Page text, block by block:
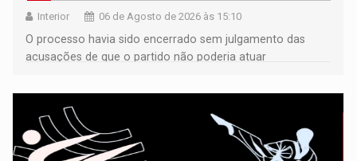
Interior 06 de Agosto de 2026 às 15:10
O processo havia sido encerrado sem julgamento das
acusações de que o partido não poderia atuar